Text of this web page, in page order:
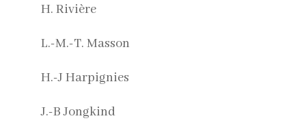
H. Rivière
L.-M.-T. Masson
H.-J Harpignies
J.-B Jongkind